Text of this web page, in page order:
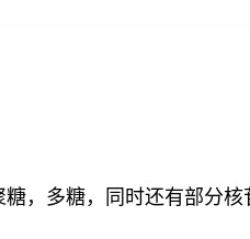
，多糖，同时还有部分